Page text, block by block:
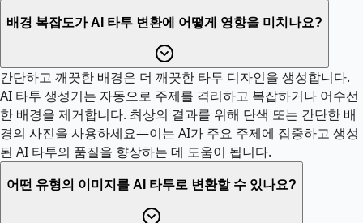
배경 복잡도가 AI 타투 변환에 어떻게 영향을 미치나요?
간단하고 깨끗한 배경은 더 깨끗한 타투 디자인을 생성합니다.
AI 타투 생성기는 자동으로 주제를 격리하고 복잡하거나 어수선
한 배경을 제거합니다. 최상의 결과를 위해 단색 또는 간단한 배
경의 사진을 사용하세요—이는 AI가 주요 주제에 집중하고 생성
된 AI 타투의 품질을 향상하는 데 도움이 됩니다.
어떤 유형의 이미지를 AI 타투로 변환할 수 있나요?